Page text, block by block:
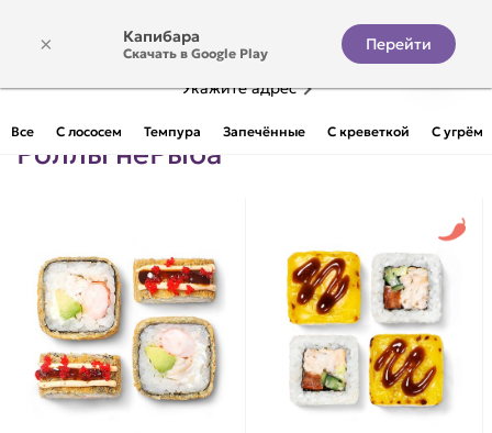
Укажите адрес
Все С лососем Темпура Запечённые С креветкой С угрём
Роллы неРыба
× Капибара
Скачать в Google Play Перейти